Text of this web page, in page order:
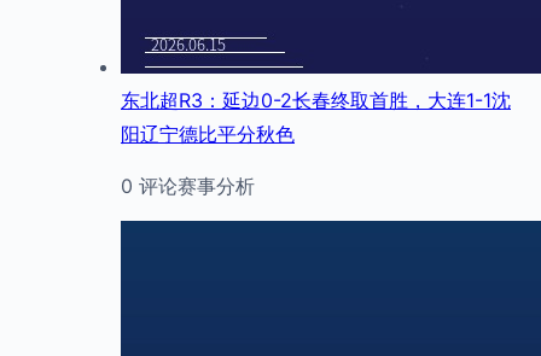
东北超R3：延边0-2长春终取首胜，大连1-1沈
阳辽宁德比平分秋色
0 评论赛事分析